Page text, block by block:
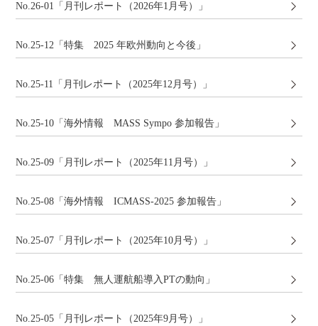
No.26-01「月刊レポート（2026年1月号）」
No.25-12「特集 2025 年欧州動向と今後」
No.25-11「月刊レポート（2025年12月号）」
No.25-10「海外情報 MASS Sympo 参加報告」
No.25-09「月刊レポート（2025年11月号）」
No.25-08「海外情報 ICMASS-2025 参加報告」
No.25-07「月刊レポート（2025年10月号）」
No.25-06「特集 無人運航船導入PTの動向」
No.25-05「月刊レポート（2025年9月号）」